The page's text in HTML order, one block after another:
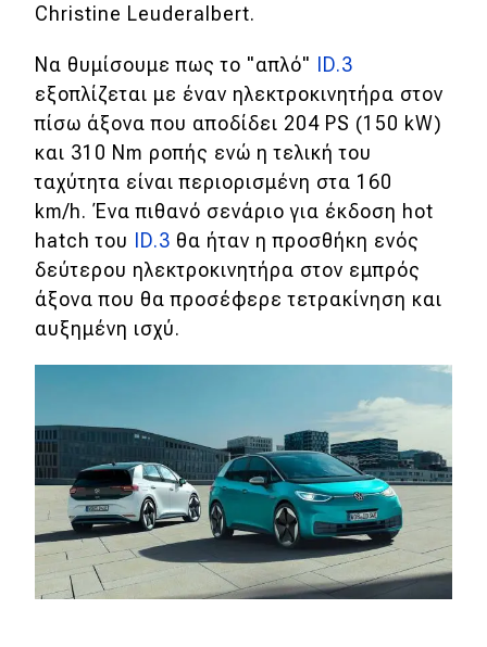
Test Drive
Δοκιμή
Αποστολή
Συγκρίνουμε
Αγώνες
Formula 1
WRC
Eco
Νέα
Τεχνολογία
Christine Leuderalbert.
Να θυμίσουμε πως το "απλό"
ID.3
εξοπλίζεται με έναν ηλεκτροκινητήρα στον
πίσω άξονα που αποδίδει 204 PS (150 kW)
και 310 Nm ροπής ενώ η τελική του
ταχύτητα είναι περιορισμένη στα 160
km/h. Ένα πιθανό σενάριο για έκδοση hot
hatch του
ID.3 θα ήταν η προσθήκη ενός
δεύτερου ηλεκτροκινητήρα στον εμπρός
άξονα που θα προσέφερε τετρακίνηση και
αυξημένη ισχύ.